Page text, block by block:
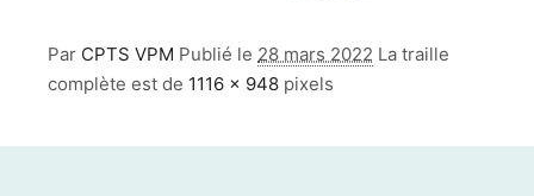
Par CPTS VPM Publié le 28 mars 2022 La traille
complète est de 1116 × 948 pixels